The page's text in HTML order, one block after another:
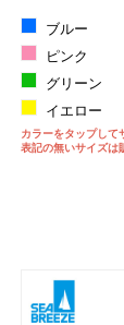
ブルー
ピンク
グリーン
イエロー
カラーをタップして
表記の無いサイズは